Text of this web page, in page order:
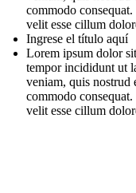
commodo
velit esse cillum
Ingrese el título aquí
Lorem ipsum dolor
tempor incididunt ut
veniam, quis nostrud
commodo
velit esse cillum